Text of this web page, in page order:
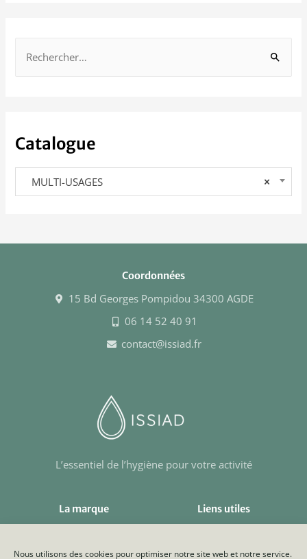
Nous utilisons des cookies pour optimiser notre site web et notre service.
Catalogue
×
MULTI-USAGES
Coordonnées
15 Bd Georges Pompidou 34300 AGDE
06 14 52 40 91
contact@issiad.fr
L’essentiel de l’hygiène pour votre activité
La marque Liens utiles